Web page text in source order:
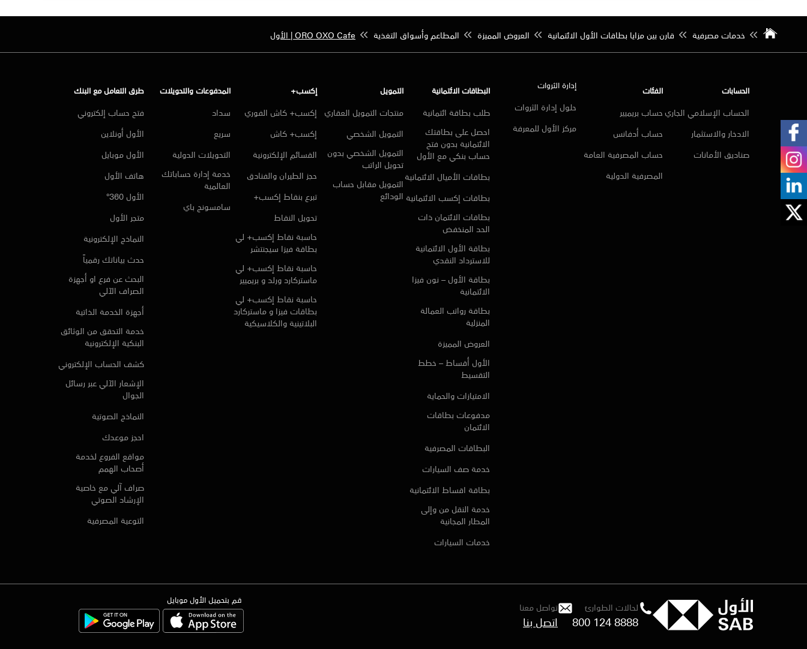
خدمات مصرفية قارن بين مزايا بطاقات الأول الائتمانية العروض المميزة المطاعم وأسواق التغذية ORO OXO Cafe | الأول
الحسابات
الحساب الإسلامي الجاري
الادخار والاستثمار
صناديق الأمانات
الفئات
حساب بريميير
حساب أدفانس
حساب المصرفية العامة
المصرفية الدولية
إدارة الثروات
حلول إدارة الثروات
مركز الأول للمعرفة
البطاقات الائتمانية
طلب بطاقة ائتمانية
احصل على بطاقتك
الائتمانية بدون فتح
حساب بنكي مع الأول
بطاقات الأميال الائتمانية
بطاقات إكسب الائتمانية
بطاقات الائتمان ذات
الحد المنخفض
بطاقة الأول الائتمانية
للاسترداد النقدي
بطاقة الأول – نون فيزا
الائتمانية
بطاقة رواتب العمالة
المنزلية
العروض المميزة
الأول أقساط – خطط
التقسيط
الامتيازات والحماية
مدفوعات بطاقات
الائتمان
البطاقات المصرفية
خدمة صف السيارات
بطاقة اقساط الائتمانية
خدمة النقل من وإلى
المطار المجانية
خدمات السيارات
التمويل
منتجات التمويل العقاري
التمويل الشخصي
التمويل الشخصي بدون
تحويل الراتب
التمويل مقابل حساب
الودائع
إكسب+
إكسب+ كاش الفوري
إكسب+ كاش
القسائم الإلكترونية
حجز الطيران والفنادق
تبرع بنقاط إكسب+
تحويل النقاط
حاسبة نقاط إكسب+ لي
بطاقة فيزا سيجنتشر
حاسبة نقاط إكسب+ لي
ماستركارد ورلد و بريميير
حاسبة نقاط إكسب+ لي
بطاقات فيزا و ماستركارد
البلاتينية والكلاسيكية
المدفوعات والتحويلات
سداد
سريع
التحويلات الدولية
خدمة إدارة حساباتك
العالمية
سامسونج باي
طرق التعامل مع البنك
فتح حساب إلكتروني
الأول أونلاين
الأول موبايل
هاتف الأول
الأول 360°
متجر الأول
النماذج الإلكترونية
حدث بياناتك رقمياً
البحث عن فرع او أجهزة
الصراف الآلي
أجهزة الخدمة الذاتية
خدمة التحقق من الوثائق
البنكية الإلكترونية
كشف الحساب الإلكتروني
الإشعار الآلي عبر رسائل
الجوال
النماذج الصوتية
احجز موعدك
مواقع الفروع لخدمة
أصحاب الهمم
صراف آلي مع خاصية
الإرشاد الصوتي
التوعية المصرفية
لحالات الطوارئ
800 124 8888
تواصل معنا
اتصل بنا
قم بتحميل الأول موبايل